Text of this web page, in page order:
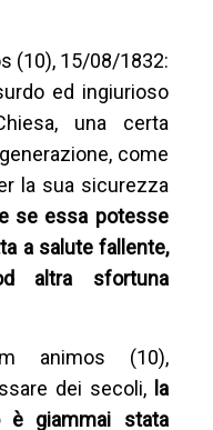
(10), 15/08/1832:
ed ingiurioso
una certa
come
la sua sicurezza
se essa potesse
a salute fallente,
altra sfortuna
animos (10),
dei secoli, la
è giammai stata